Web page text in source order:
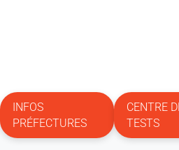
INFOS
PRÉFECTURES
CENTRE
TESTS